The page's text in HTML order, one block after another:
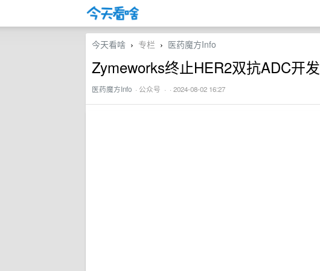
今天看啥 › 专栏 › 医药魔方Info
Zymeworks终止HER2双抗ADC开发
医药魔方Info · 公众号 · · 2024-08-02 16:27